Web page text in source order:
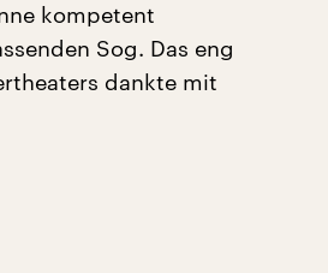
kompetent
Sog. Das eng
dankte mit